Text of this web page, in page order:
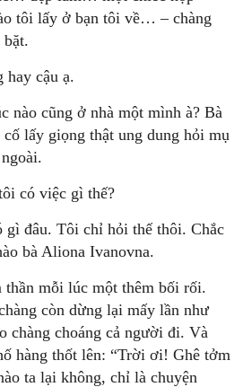
tôi lấy ở bạn tôi về… – chàng
hay cậu ạ.
nào cũng ở nhà một mình à? Bà
cố lấy giọng thật ung dung hỏi mụ
có việc gì thế?
đâu. Tôi chỉ hỏi thế thôi. Chắc
bà Aliona Ivanovna.
thần mỗi lúc một thêm bối rối.
còn dừng lại mấy lần như
chàng choáng cả người đi. Và
hàng thốt lên: “Trời ơi! Ghê tởm
ta lại không, chỉ là chuyện